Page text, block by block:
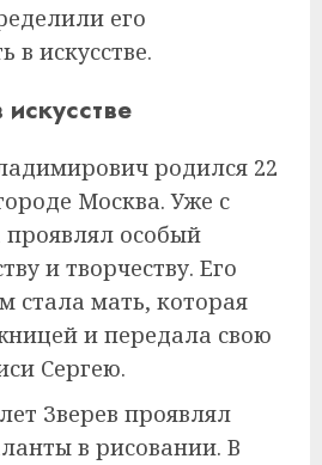
его
в искусстве.
родился 22
Москва. Уже с
проявлял особый
и творчеству. Его
стала мать, которая
и передала свою
Сергею.
Зверев проявлял
в рисовании. В